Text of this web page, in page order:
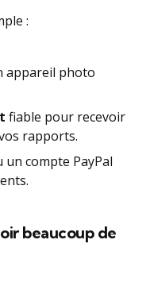
:
appareil photo
fiable pour recevoir
rapports.
un compte PayPal
beaucoup de